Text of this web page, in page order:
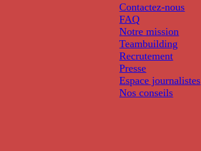
Contactez-nous
FAQ
Notre mission
Teambuilding
Recrutement
Presse
Espace journalistes
Nos conseils